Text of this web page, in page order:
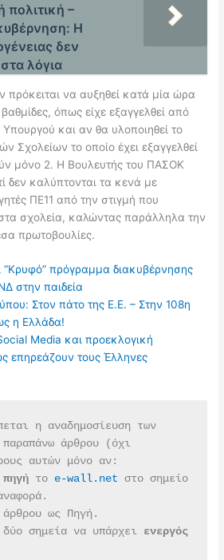
πολιτική –
Η
δεν
λόγια
πρόκειται να αυξηθεί κατά μία ώρα
όπως είχε εξαγγελθεί από
και αν θα υλοποιηθεί το
Σχολείων το οποίο έχει εξαγγελθεί
μόνο 2. Η Βουλευτής του ΠΑΣΟΚ
δεν καλύπτονται τα κενά με
ΠΕ11 από την στιγμή που
σχολεία, καλώντας παράλληλα την
πρωτοβουλίες.
“Κρυφό” πρόγραμμα διακυβέρνησης
στην παιδεία
Στον πάτο της Ε.Ε. – Στην 108η
η Ελλάδα!
Media και προεκλογική
επηρεάζουν τους Έλληνες
η αναδημοσίευση των
άρθρου (όχι
αυτών μόνο αν:
πηγή το e-wall.net στο σημείο
ως Πηγή.
σημεία να υπάρχει